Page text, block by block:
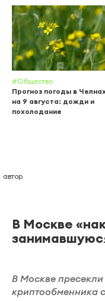
#Общество
Прогноз погоды в
на 9 августа: дожди и
похолодание
автор
В Москве
В Москве пресекли
криптообменника